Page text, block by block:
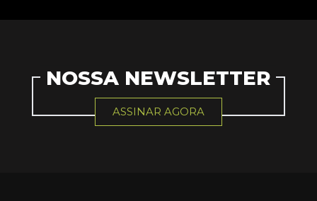
NOSSA NEWSLETTER
ASSINAR AGORA